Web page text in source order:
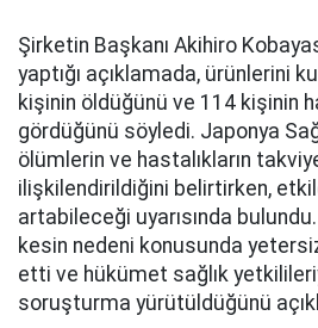
Şirketin Başkanı Akihiro
yaptığı açıklamada, ürünlerini
kişinin öldüğünü ve 114 kişinin
gördüğünü söyledi. Japonya
ölümlerin ve hastalıkların
ilişkilendirildiğini belirtirken,
artabileceği uyarısında
kesin nedeni konusunda
etti ve hükümet sağlık
soruşturma yürütüldüğünü